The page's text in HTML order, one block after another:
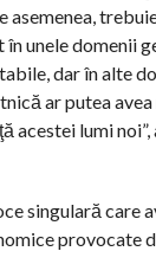
asemenea,
unele domenii
dar în alte
ar putea
acestei lumi
singulară care
provocate